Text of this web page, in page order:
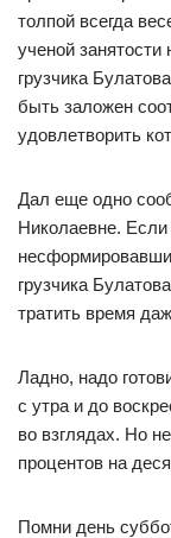
толпой всегда
ученой
грузчика
быть заложен
удовлетворить
Дал еще одно
Николаевне. Если
грузчика
тратить время
Ладно, надо
с утра и до
во взглядах. Но
процентов на
Помни день